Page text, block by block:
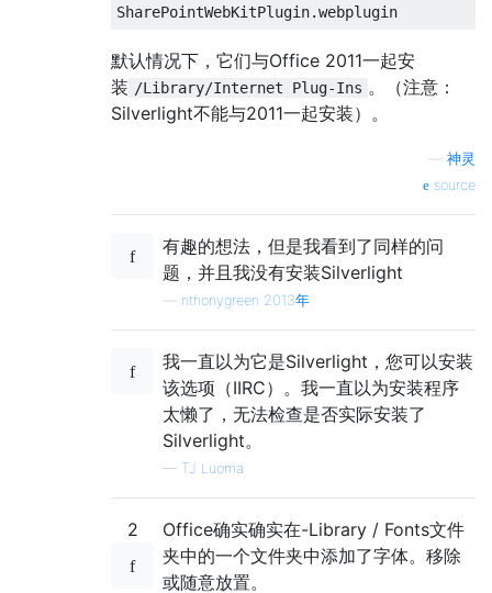
默认情况下，它们与Office 2011一起安
装 /Library/Internet Plug-Ins 。（注意：
Silverlight不能与2011一起安装）。
神灵
source
有趣的想法，但是我看到了同样的问
题，并且我没有安装Silverlight
nthonygreen 2013年
我一直以为它是Silverlight，您可以安装
该选项（IIRC）。我一直以为安装程序
太懒了，无法检查是否实际安装了
Silverlight。
— TJ Luoma
2
Office确实确实在-Library / Fonts文件
夹中的一个文件夹中添加了字体。移除
或随意放置。